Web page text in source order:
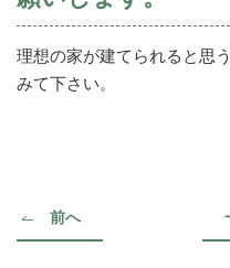
理想の家が建てられると思
みて下さい。
前へ